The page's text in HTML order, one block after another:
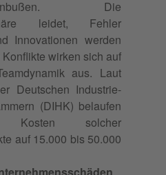
Die
leidet, Fehler
Innovationen werden
wirken sich auf
aus. Laut
Deutschen Industrie-
(DIHK) belaufen
solcher
auf 15.000 bis 50.000